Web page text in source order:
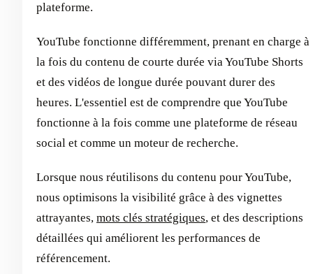
plateforme.
YouTube fonctionne différemment, prenant en charge à
la fois du contenu de courte durée via YouTube Shorts
et des vidéos de longue durée pouvant durer des
heures. L'essentiel est de comprendre que YouTube
fonctionne à la fois comme une plateforme de réseau
social et comme un moteur de recherche.
Lorsque nous réutilisons du contenu pour YouTube,
nous optimisons la visibilité grâce à des vignettes
attrayantes, mots clés stratégiques, et des descriptions
détaillées qui améliorent les performances de
référencement.